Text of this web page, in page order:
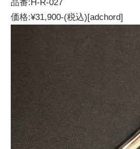
品番:H-R-027
価格:¥31,900-(税込)[adchord]